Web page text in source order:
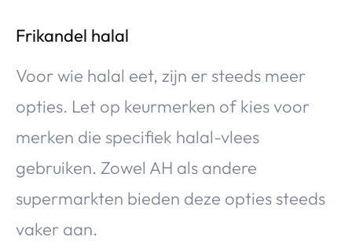
Frikandel halal
Voor wie halal eet, zijn er steeds meer
opties. Let op keurmerken of kies voor
merken die specifiek halal-vlees
gebruiken. Zowel AH als andere
supermarkten bieden deze opties steeds
vaker aan.